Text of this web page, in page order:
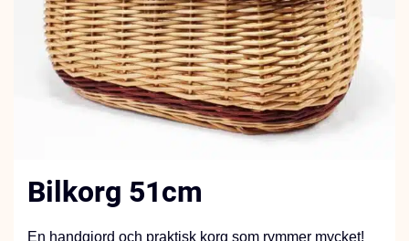
Bilkorg 51cm
En handgjord och praktisk korg som rymmer mycket!